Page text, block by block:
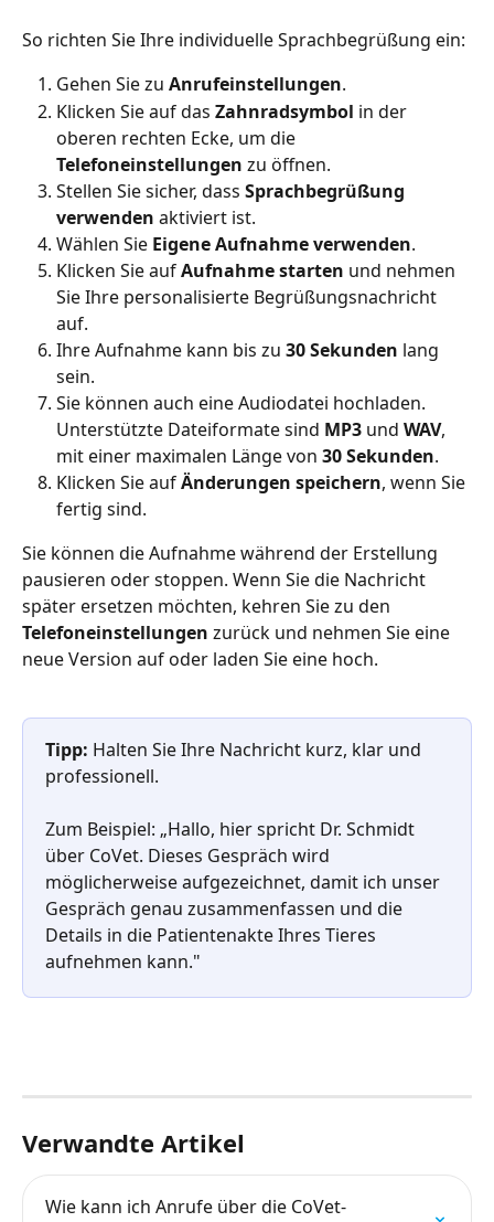
So richten Sie Ihre individuelle Sprachbegrüßung ein:
Gehen Sie zu Anrufeinstellungen.
Klicken Sie auf das Zahnradsymbol in der
oberen rechten Ecke, um die
Telefoneinstellungen zu öffnen.
Stellen Sie sicher, dass Sprachbegrüßung
verwenden aktiviert ist.
Wählen Sie Eigene Aufnahme verwenden.
Klicken Sie auf Aufnahme starten und nehmen
Sie Ihre personalisierte Begrüßungsnachricht
auf.
Ihre Aufnahme kann bis zu 30 Sekunden lang
sein.
Sie können auch eine Audiodatei hochladen.
Unterstützte Dateiformate sind MP3 und WAV,
mit einer maximalen Länge von 30 Sekunden.
Klicken Sie auf Änderungen speichern, wenn Sie
fertig sind.
Sie können die Aufnahme während der Erstellung
pausieren oder stoppen. Wenn Sie die Nachricht
später ersetzen möchten, kehren Sie zu den
Telefoneinstellungen zurück und nehmen Sie eine
neue Version auf oder laden Sie eine hoch.
Tipp: Halten Sie Ihre Nachricht kurz, klar und
professionell.
Zum Beispiel: „Hallo, hier spricht Dr. Schmidt
über CoVet. Dieses Gespräch wird
möglicherweise aufgezeichnet, damit ich unser
Gespräch genau zusammenfassen und die
Details in die Patientenakte Ihres Tieres
aufnehmen kann."
Verwandte Artikel
Wie kann ich Anrufe über die CoVet-